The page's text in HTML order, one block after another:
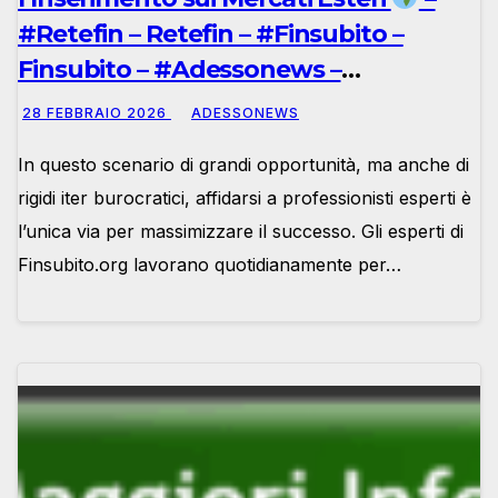
#Retefin – Retefin – #Finsubito –
Finsubito – #Adessonews –
#Adessonews – #Finsubito –
28 FEBBRAIO 2026 ADESSONEWS
In questo scenario di grandi opportunità, ma anche di
rigidi iter burocratici, affidarsi a professionisti esperti è
l’unica via per massimizzare il successo. Gli esperti di
Finsubito.org lavorano quotidianamente per…